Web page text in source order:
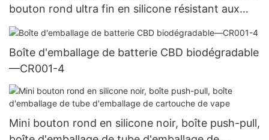
bouton rond ultra fin en silicone résistant aux
enfants
Boîte d'emballage de batterie CBD biodégradable
—CR001-4
Mini bouton rond en silicone noir, boîte push-pull,